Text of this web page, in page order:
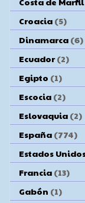
Croacia (5)
Dinamarca (6)
Ecuador (2)
Egipto (1)
Escocia (2)
Eslovaquia (2)
España (774)
Estados
Francia (13)
Gabón (1)